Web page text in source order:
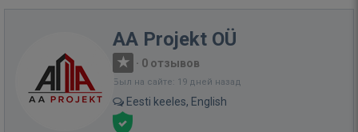
AA Projekt OÜ
· 0 отзывов
Был на сайте: 19 дней назад
Eesti keeles, English